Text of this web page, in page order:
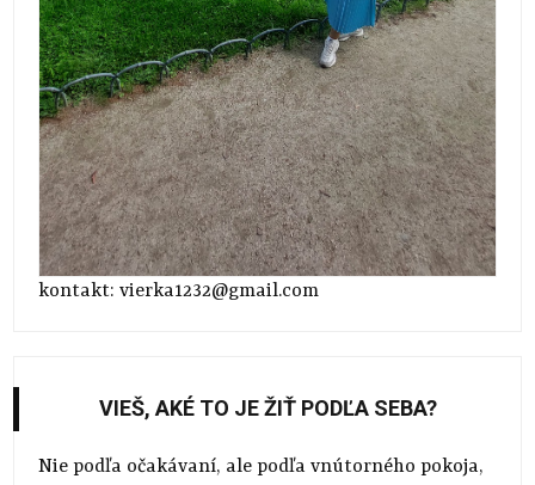
kontakt: vierka1232@gmail.com
VIEŠ, AKÉ TO JE ŽIŤ PODĽA SEBA?
Nie podľa očakávaní, ale podľa vnútorného pokoja,